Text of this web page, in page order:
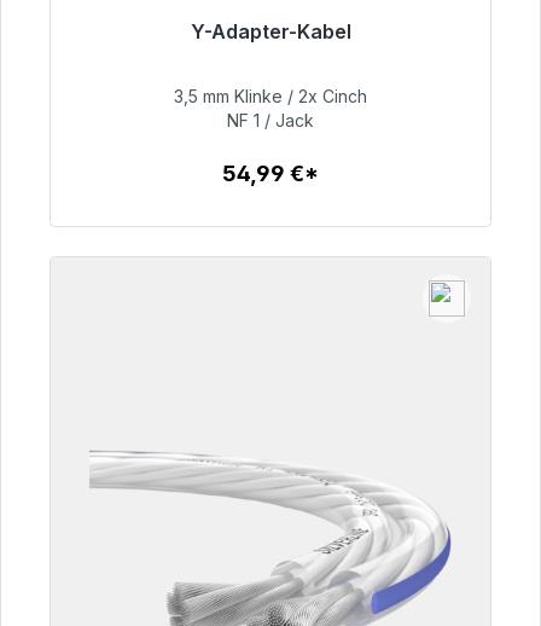
Y-Adapter-Kabel
54,99 €
3,5 mm Klinke / 2x Cinch
NF 1 / Jack
54,99 €*